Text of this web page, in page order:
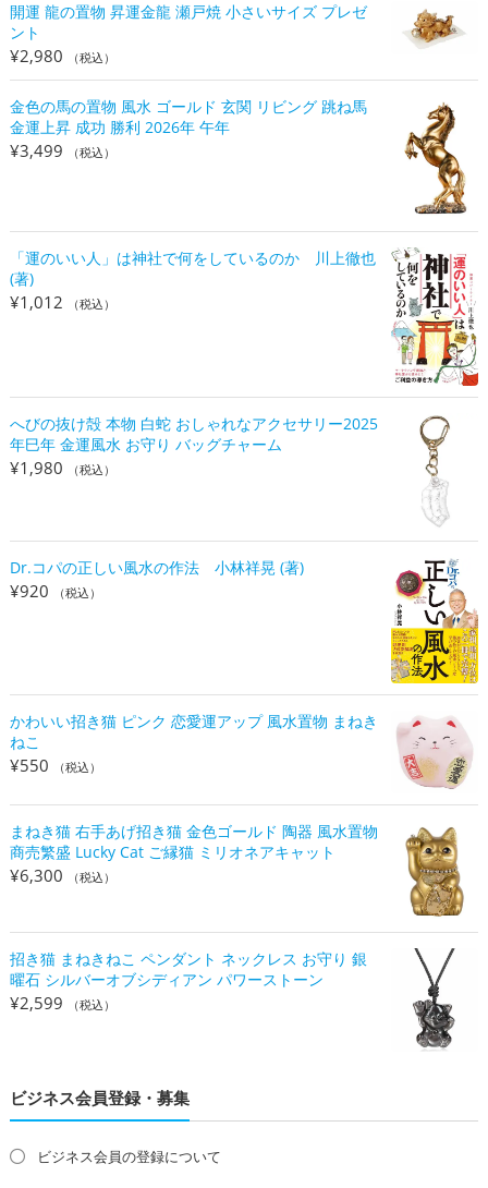
開運 龍の置物 昇運金龍 瀬戸焼 小さいサイズ プレゼ
ント
¥2,980 （税込）
金色の馬の置物 風水 ゴールド 玄関 リビング 跳ね馬
金運上昇 成功 勝利 2026年 午年
¥3,499 （税込）
「運のいい人」は神社で何をしているのか 川上徹也
(著)
¥1,012 （税込）
へびの抜け殻 本物 白蛇 おしゃれなアクセサリー2025
年巳年 金運風水 お守り バッグチャーム
¥1,980 （税込）
Dr.コパの正しい風水の作法 小林祥晃 (著)
¥920 （税込）
かわいい招き猫 ピンク 恋愛運アップ 風水置物 まねき
ねこ
¥550 （税込）
まねき猫 右手あげ招き猫 金色ゴールド 陶器 風水置物
商売繁盛 Lucky Cat ご縁猫 ミリオネアキャット
¥6,300 （税込）
招き猫 まねきねこ ペンダント ネックレス お守り 銀
曜石 シルバーオブシディアン パワーストーン
¥2,599 （税込）
ビジネス会員登録・募集
ビジネス会員の登録について